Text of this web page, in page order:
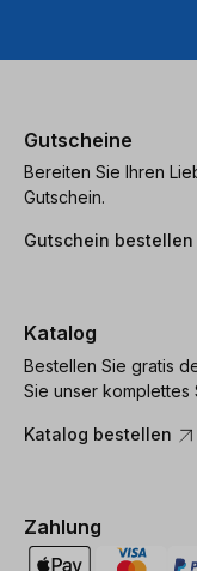
Gutscheine
Bereiten Sie Ihren
Gutschein.
Gutschein bestellen
Katalog
Bestellen Sie gratis
Sie unser komplettes
Katalog bestellen
Zahlung